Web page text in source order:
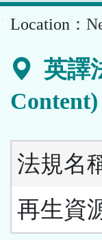
Location：
英譯
Content)
法規名
再生資